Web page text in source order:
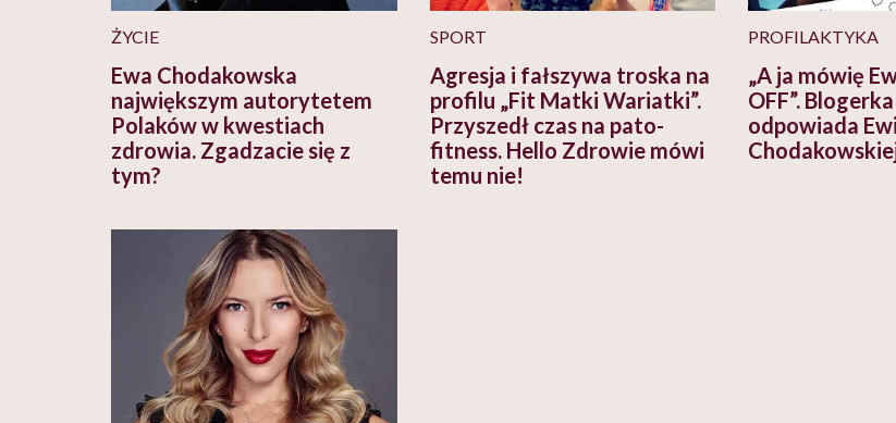
ŻYCIE
Ewa Chodakowska
największym autorytetem
Polaków w kwestiach
zdrowia. Zgadzacie się z
tym?
SPORT
Agresja i fałszywa troska na
profilu „Fit Matki Wariatki”.
Przyszedł czas na pato-
fitness. Hello Zdrowie mówi
temu nie!
PROFILAKTYKA
„A ja mówię
OFF”.
odpowiada